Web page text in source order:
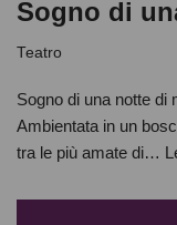
Sogno di
Teatro
Sogno di una notte
Ambientata in un
tra le più amate di…